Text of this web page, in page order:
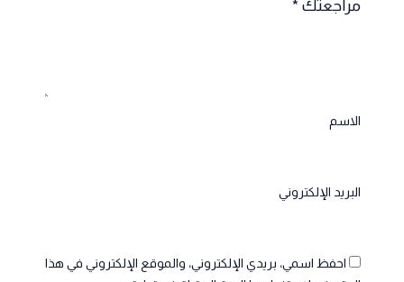
مراجعتك *
الاسم
البريد الإلكتروني
احفظ اسمي، بريدي الإلكتروني، والموقع الإلكتروني في هذا